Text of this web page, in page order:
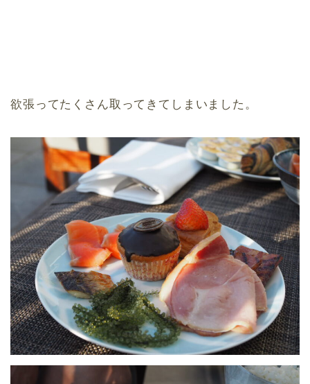
欲張ってたくさん取ってきてしまいました。